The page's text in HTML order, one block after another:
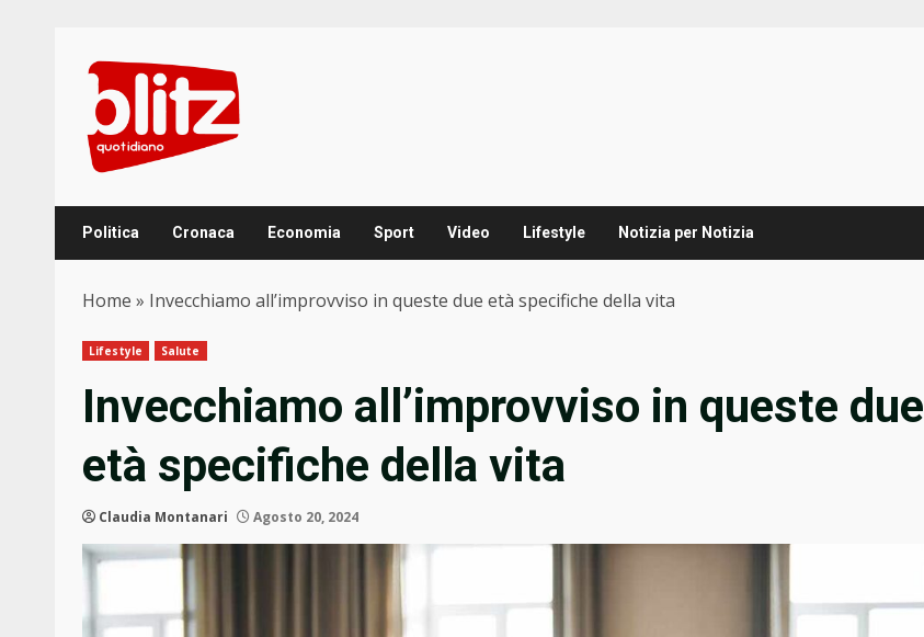
content
Politica Cronaca Economia Sport Video Lifestyle Notizia per Notizia
Home » Invecchiamo all’improvviso in queste due età specifiche della vita
Lifestyle Salute
Invecchiamo all’improvviso in queste due
età specifiche della vita
Claudia Montanari Agosto 20, 2024